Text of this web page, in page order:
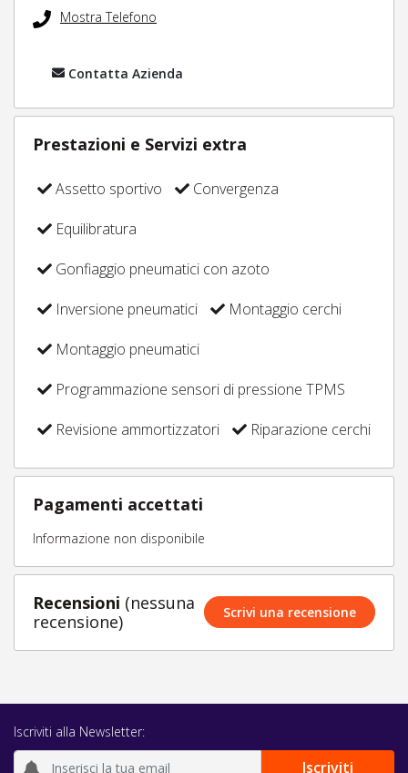
Mostra Telefono
Contatta Azienda
Prestazioni e Servizi extra
Assetto sportivo
Convergenza
Equilibratura
Gonfiaggio pneumatici con azoto
Inversione pneumatici
Montaggio cerchi
Montaggio pneumatici
Programmazione sensori di pressione TPMS
Revisione ammortizzatori
Riparazione cerchi
Pagamenti accettati
Informazione non disponibile
Recensioni (nessuna
recensione)
Scrivi una recensione
Iscriviti alla Newsletter: